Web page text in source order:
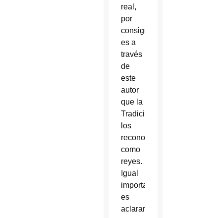
real,
por
consiguiente,
es a
través
de
este
autor
que la
Tradición
los
reconoce
como
reyes.
Igual
importante
es
aclarar